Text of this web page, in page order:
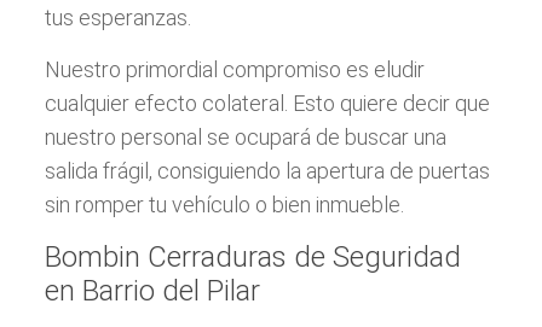
tus esperanzas.
Nuestro primordial compromiso es eludir
cualquier efecto colateral. Esto quiere decir que
nuestro personal se ocupará de buscar una
salida frágil, consiguiendo la apertura de puertas
sin romper tu vehículo o bien inmueble.
Bombin Cerraduras de Seguridad
en Barrio del Pilar